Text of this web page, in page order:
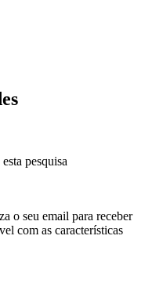
pesquisa
o seu email para receber
com as características